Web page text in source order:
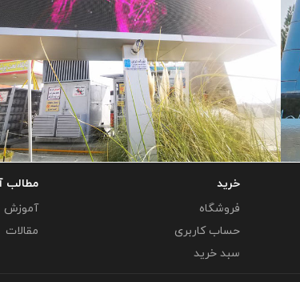
تلویزیون اوتدور (outdoor)
تلویزیون تبلیغاتی
خرید
فروشگاه
حساب کاربری
سبد خرید
مطالب
آموزش
مقالات